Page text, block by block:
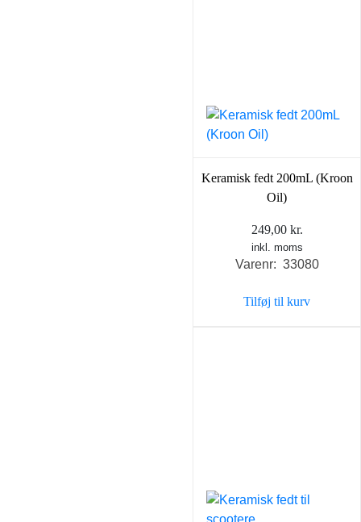
Keramisk fedt 200mL (Kroon
Oil)
249,00 kr.
inkl. moms
Varenr: 33080
Tilføj til kurv